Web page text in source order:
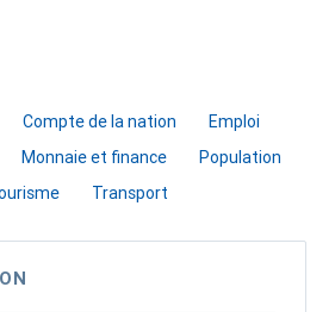
Compte de la nation
Emploi
Monnaie et finance
Population
Transport